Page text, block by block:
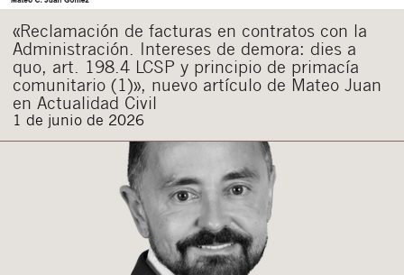
«Reclamación de facturas en contratos con la
Administración. Intereses de demora: dies a
quo, art. 198.4 LCSP y principio de primacía
comunitario (1)», nuevo artículo de Mateo Juan
en Actualidad Civil
1 de junio de 2026